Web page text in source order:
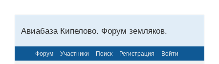
Авиабаза Кипелово. Форум земляков.
Форум Участники Поиск Регистрация Войти